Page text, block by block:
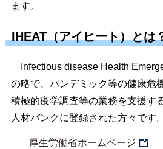
ます。
IHEAT（アイヒート）とは
Infectious disease Health
の略で、パンデミック等の健康危
積極的疫学調査等の業務を支援す
人材バンクに登録された方々です。
厚生労働省ホームページ